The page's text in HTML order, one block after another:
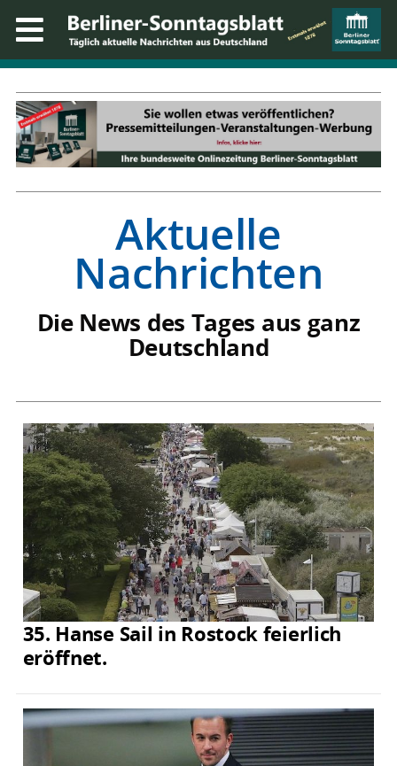
Aktuelle
Nachrichten
Die News des Tages aus ganz
Deutschland
35. Hanse Sail in Rostock feierlich
eröffnet.